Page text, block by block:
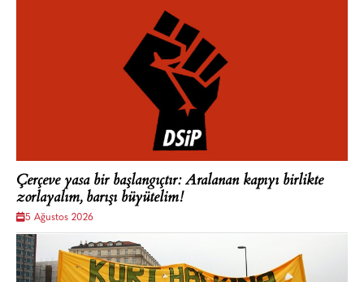
Çerçeve yasa bir başlangıçtır: Aralanan kapıyı birlikte
zorlayalım, barışı büyütelim!
5 Ağustos 2026